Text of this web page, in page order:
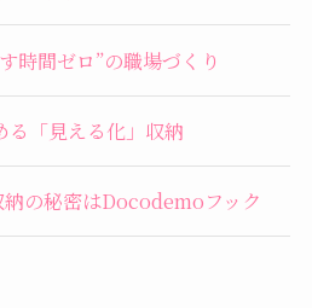
時間ゼロ”の職場づくり
「見える化」収納
の秘密はDocodemoフック